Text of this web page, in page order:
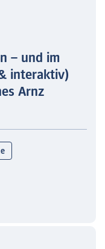
– und im
interaktiv)
Arnz